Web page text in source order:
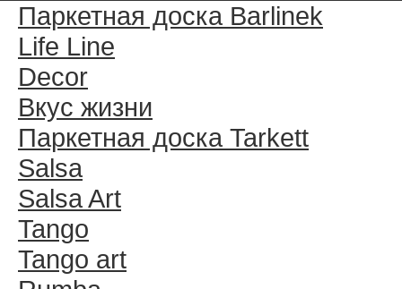
Паркетная доска Barlinek
Life Line
Decor
Вкус жизни
Паркетная доска Tarkett
Salsa
Salsa Art
Tango
Tango art